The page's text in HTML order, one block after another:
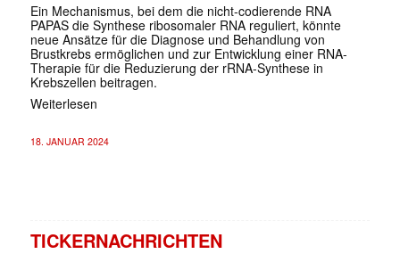
Ein Mechanismus, bei dem die nicht-codierende RNA
PAPAS die Synthese ribosomaler RNA reguliert, könnte
neue Ansätze für die Diagnose und Behandlung von
Brustkrebs ermöglichen und zur Entwicklung einer RNA-
Therapie für die Reduzierung der rRNA-Synthese in
Krebszellen beitragen.
Weiterlesen
18. JANUAR 2024
TICKERNACHRICHTEN